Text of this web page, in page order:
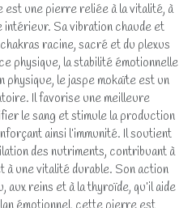
est une pierre reliée à la vitalité, à
intérieur. Sa vibration chaude et
racine, sacré et du plexus
physique, la stabilité émotionnelle
physique, le jaspe mokaïte est un
Il favorise une meilleure
le sang et stimule la production
ainsi l’immunité. Il soutient
des nutriments, contribuant à
à une vitalité durable. Son action
aux reins et à la thyroïde, qu’il aide